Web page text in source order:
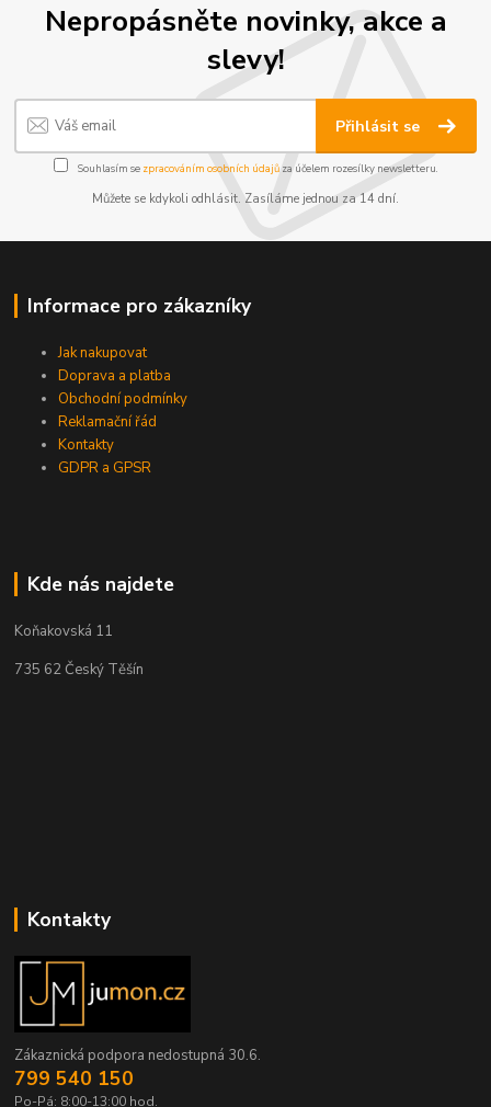
Nepropásněte novinky, akce a
slevy!
Přihlásit se
Souhlasím se zpracováním osobních údajůza účelem rozesílky newsletteru.
Můžete se kdykoli odhlásit. Zasíláme jednou za 14 dní.
Informace pro zákazníky
Jak nakupovat
Doprava a platba
Obchodní podmínky
Reklamační řád
Kontakty
GDPR a GPSR
Kde nás najdete
Koňakovská 11
735 62 Český Těšín
Kontakty
Zákaznická podpora nedostupná 30.6.
799 540 150
Po-Pá: 8:00-13:00 hod.